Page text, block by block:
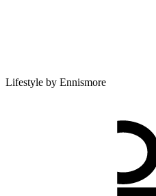
Lifestyle by Ennismore